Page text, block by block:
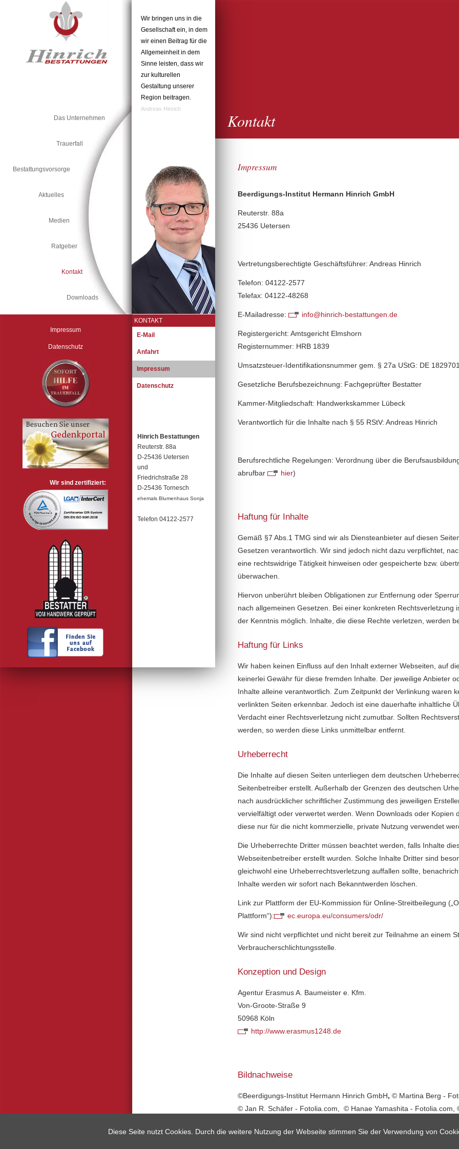
Das Unternehmen
Trauerfall
Bestattungsvorsorge
Aktuelles
Medien
Ratgeber
Kontakt
Downloads
Wir bringen uns in die
Gesellschaft ein, in dem
wir einen Beitrag für die
Allgemeinheit in dem
Sinne leisten, dass wir
zur kulturellen
Gestaltung unserer
Region beitragen.
Andreas Hinrich
Impressum
Datenschutz
Wir sind zertifiziert:
KONTAKT
Navigation
überspringen
E-Mail
Anfahrt
Impressum
Datenschutz
Hinrich Bestattungen
Reuterstr. 88a
D-25436 Uetersen
und
Friedrichstraße 28
D-25436 Tornesch
ehemals Blumenhaus Sonja
Telefon 04122-2577
Kontakt
Impressum
Beerdigungs-Institut Hermann Hinrich GmbH
Reuterstr. 88a
25436 Uetersen
Vertretungsberechtigte Geschäftsführer: Andreas Hinrich
Telefon: 04122-2577
Telefax: 04122-48268
E-Mailadresse: info@hinrich-bestattungen.de
Registergericht: Amtsgericht Elmshorn
Registernummer: HRB 1839
Umsatzsteuer-Identifikationsnummer gem. § 27a UStG: DE
Gesetzliche Berufsbezeichnung: Fachgeprüfter Bestatter
Kammer-Mitgliedschaft: Handwerkskammer Lübeck
Verantwortlich für die Inhalte nach § 55 RStV: Andreas Hinrich
Berufsrechtliche Regelungen: Verordnung über die
abrufbar
hier)
Haftung für Inhalte
Gemäß §7 Abs.1 TMG sind wir als Diensteanbieter auf diesen
Gesetzen verantwortlich. Wir sind jedoch nicht dazu verpflichtet,
eine rechtswidrige Tätigkeit hinweisen oder gespeicherte bzw.
überwachen.
Hiervon unberührt bleiben Obligationen zur Entfernung oder
nach allgemeinen Gesetzen. Bei einer konkreten Rechtsverletzung
der Kenntnis möglich. Inhalte, die diese Rechte verletzen, werden
Haftung für Links
Wir haben keinen Einfluss auf den Inhalt externer Webseiten, auf
keinerlei Gewähr für diese fremden Inhalte. Der jeweilige Anbieter
Inhalte alleine verantwortlich. Zum Zeitpunkt der Verlinkung waren
verlinkten Seiten erkennbar. Jedoch ist eine dauerhafte inhaltliche
Verdacht einer Rechtsverletzung nicht zumutbar. Sollten
werden, so werden diese Links unmittelbar entfernt.
Urheberrecht
Die Inhalte auf diesen Seiten unterliegen dem deutschen
Seitenbetreiber erstellt. Außerhalb der Grenzen des deutschen
nach ausdrücklicher schriftlicher Zustimmung des jeweiligen
vervielfältigt oder verwertet werden. Wenn Downloads oder Kopien
diese nur für die nicht kommerzielle, private Nutzung verwendet
Die Urheberrechte Dritter müssen beachtet werden, falls Inhalte
Webseitenbetreiber erstellt wurden. Solche Inhalte Dritter sind
gleichwohl eine Urheberrechtsverletzung auffallen sollte,
Inhalte werden wir sofort nach Bekanntwerden löschen.
Link zur Plattform der EU-Kommission für Online-Streitbeilegung
Plattform“):
ec.europa.eu/consumers/odr/
Wir sind nicht verpflichtet und nicht bereit zur Teilnahme an einem
Verbraucherschlichtungsstelle.
Konzeption und Design
Agentur Erasmus A. Baumeister e. Kfm.
Von-Groote-Straße 9
50968 Köln
http://www.erasmus1248.de
Bildnachweise
©Beerdigungs-Institut Hermann Hinrich GmbH, © Martina Berg -
© Jan R. Schäfer - Fotolia.com, © Hanae Yamashita -
Diese Seite nutzt Cookies. Durch die weitere Nutzung der Webseite stimmen Sie der Verwendung von